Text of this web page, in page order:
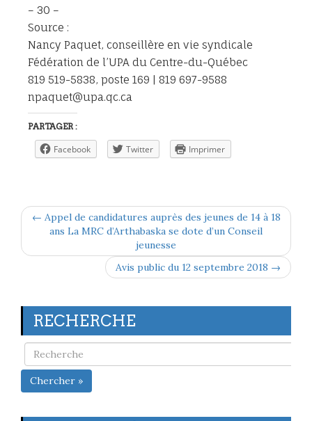
– 30 –
Source :
Nancy Paquet, conseillère en vie syndicale
Fédération de l’UPA du Centre-du-Québec
819 519-5838, poste 169 | 819 697-9588
npaquet@upa.qc.ca
PARTAGER :
Facebook Twitter Imprimer
← Appel de candidatures auprès des jeunes de 14 à 18
ans La MRC d’Arthabaska se dote d’un Conseil
jeunesse
Avis public du 12 septembre 2018 →
RECHERCHE
Chercher »